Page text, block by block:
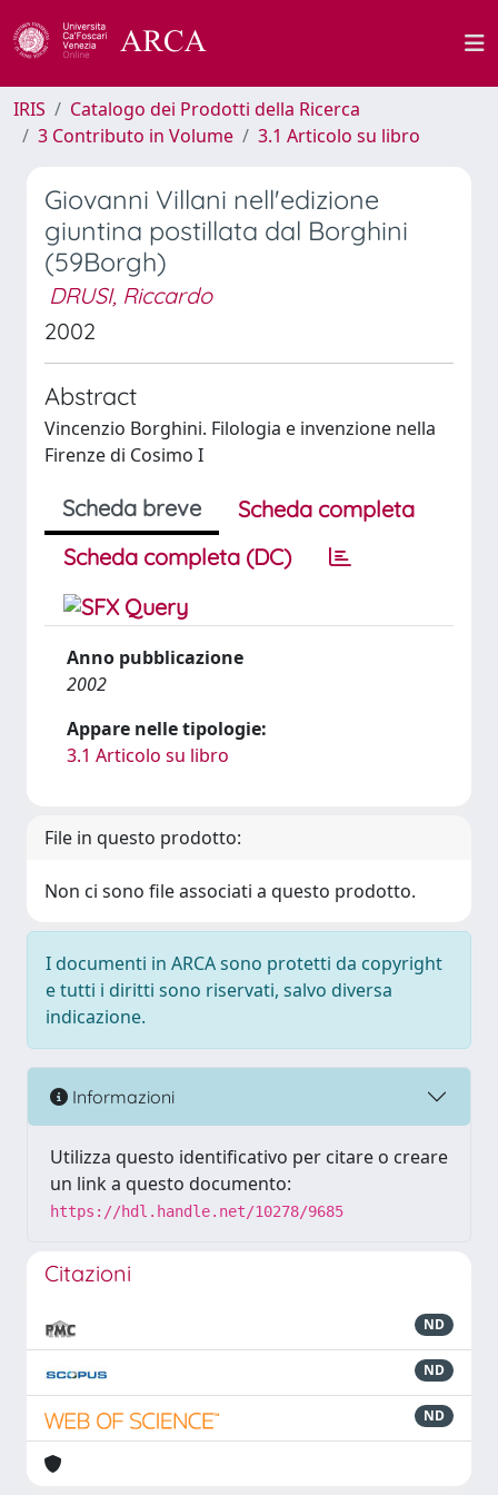
IRIS
Catalogo dei Prodotti della Ricerca
3 Contributo in Volume
3.1 Articolo su libro
Giovanni Villani nell'edizione
giuntina postillata dal Borghini
(59Borgh)
DRUSI, Riccardo
2002
Abstract
Vincenzio Borghini. Filologia e invenzione nella
Firenze di Cosimo I
Scheda breve
Scheda completa
Scheda completa (DC)
Anno pubblicazione
2002
Appare nelle tipologie:
3.1 Articolo su libro
File in questo prodotto:
Non ci sono file associati a questo prodotto.
I documenti in ARCA sono protetti da copyright
e tutti i diritti sono riservati, salvo diversa
indicazione.
Informazioni
Utilizza questo identificativo per citare o creare
un link a questo documento:
https://hdl.handle.net/10278/9685
Citazioni
ND
ND
ND